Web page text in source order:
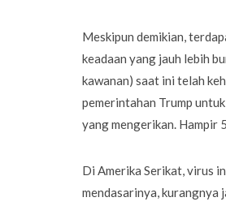
Meskipun demikian,
keadaan yang jauh lebih
kawanan) saat ini telah
pemerintahan Trump
yang mengerikan.
Di Amerika Serikat, virus
mendasarinya, kurangnya